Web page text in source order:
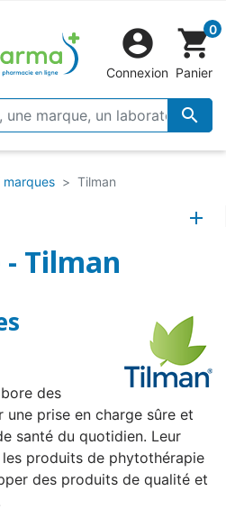


Connexion
shopping_cart0
Panier
marques Tilman
Tilman
des
prise en charge sûre et
santé du quotidien. Leur
produits de phytothérapie
des produits de qualité et